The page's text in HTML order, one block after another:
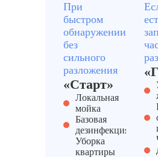
При
быстром
обнаружении,
без
сильного
разложения
«Старт»
Локальная
мойка
Базовая
дезинфекция
Уборка
квартиры